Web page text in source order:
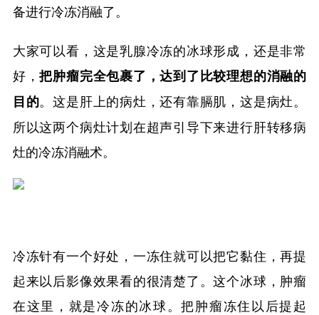
备进行冷冻消融了。
大家可以看，这是乳腺冷冻的冰球形成，还是非常
好，把肿瘤完全包裹了，达到了比较理想的消融的
目的。这是肝上的病灶，还有靠膈肌，这是病灶。
所以这两个病灶计划在超声引导下来进行肝转移病
灶的冷冻消融术。
冷冻针有一个好处，一冻住就可以把它黏住，再提
起来以后影像效果看的很清楚了。这个冰球，肿瘤
在这里，就是冷冻的冰球。把肿瘤冻住以后提起